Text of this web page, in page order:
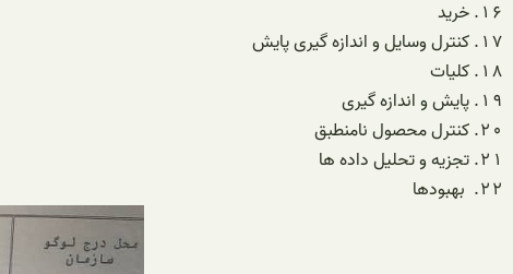
خرید
کنترل وسایل و اندازه گیری پایش
کلیات
پایش و اندازه گیری
کنترل محصول نامنطبق
تجزیه و تحلیل داده ها
بهبودها